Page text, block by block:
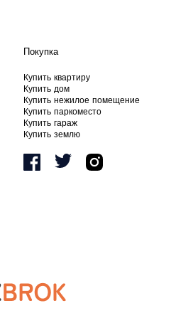
Покупка
Купить квартиру
Купить дом
Купить нежилое помещение
Купить паркоместо
Купить гараж
Купить землю